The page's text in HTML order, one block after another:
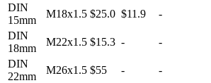
DIN
15mm
M18x1.5 $25.0 $11.9 -
DIN
18mm
M22x1.5 $15.3 - -
DIN
22mm
M26x1.5 $55 - -